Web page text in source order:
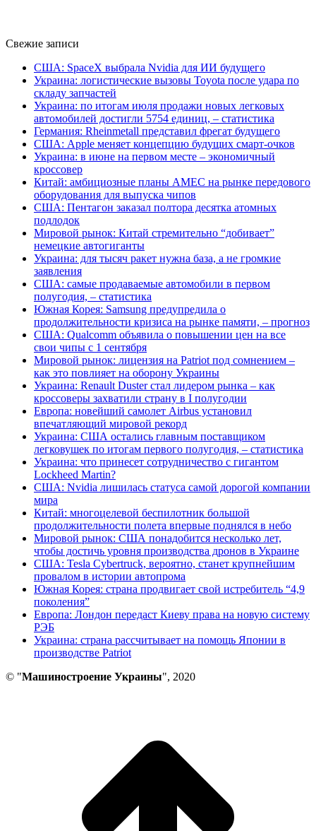
Свежие записи
США: SpaceX выбрала Nvidia для ИИ будущего
Украина: логистические вызовы Toyota после удара по
складу запчастей
Украина: по итогам июля продажи новых легковых
автомобилей достигли 5754 единиц, – статистика
Германия: Rheinmetall представил фрегат будущего
США: Apple меняет концепцию будущих смарт-очков
Украина: в июне на первом месте – экономичный
кроссовер
Китай: амбициозные планы AMEC на рынке передового
оборудования для выпуска чипов
США: Пентагон заказал полтора десятка атомных
подлодок
Мировой рынок: Китай стремительно “добивает”
немецкие автогиганты
Украина: для тысяч ракет нужна база, а не громкие
заявления
США: самые продаваемые автомобили в первом
полугодия, – статистика
Южная Корея: Samsung предупредила о
продолжительности кризиса на рынке памяти, – прогноз
США: Qualcomm объявила о повышении цен на все
свои чипы с 1 сентября
Мировой рынок: лицензия на Patriot под сомнением –
как это повлияет на оборону Украины
Украина: Renault Duster стал лидером рынка – как
кроссоверы захватили страну в I полугодии
Европа: новейший самолет Airbus установил
впечатляющий мировой рекорд
Украина: США остались главным поставщиком
легковушек по итогам первого полугодия, – статистика
Украина: что принесет сотрудничество с гигантом
Lockheed Martin?
США: Nvidia лишилась статуса самой дорогой компании
мира
Китай: многоцелевой беспилотник большой
продолжительности полета впервые поднялся в небо
Мировой рынок: США понадобится несколько лет,
чтобы достичь уровня производства дронов в Украине
США: Tesla Cybertruck, вероятно, станет крупнейшим
провалом в истории автопрома
Южная Корея: страна продвигает свой истребитель “4,9
поколения”
Европа: Лондон передаст Киеву права на новую систему
РЭБ
Украина: страна рассчитывает на помощь Японии в
производстве Patriot
© "Машиностроение Украины", 2020